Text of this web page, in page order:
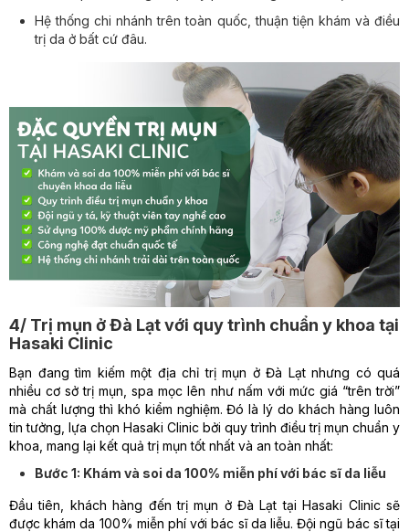
Hệ thống chi nhánh trên toàn quốc, thuận tiện khám và điều
trị da ở bất cứ đâu.
4/ Trị mụn ở Đà Lạt với quy trình chuẩn y khoa tại
Hasaki Clinic
Bạn đang tìm kiếm một địa chỉ trị mụn ở Đà Lạt nhưng có quá
nhiều cơ sở trị mụn, spa mọc lên như nấm với mức giá “trên trời”
mà chất lượng thì khó kiểm nghiệm. Đó là lý do khách hàng luôn
tin tưởng, lựa chọn Hasaki Clinic bởi quy trình điều trị mụn chuẩn y
khoa, mang lại kết quả trị mụn tốt nhất và an toàn nhất:
Bước 1: Khám và soi da 100% miễn phí với bác sĩ da liễu
Đầu tiên, khách hàng đến trị mụn ở Đà Lạt tại Hasaki Clinic sẽ
được khám da 100% miễn phí với bác sĩ da liễu. Đội ngũ bác sĩ tại